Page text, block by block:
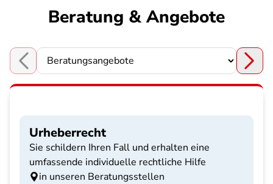
Beratung & Angebote
Choose a section
Urheberrecht
Sie schildern Ihren Fall und erhalten eine
umfassende individuelle rechtliche Hilfe
in unseren Beratungsstellen